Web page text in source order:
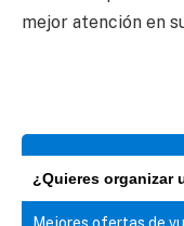
mejor atención en
¿Quieres organizar
Mejores ofertas de